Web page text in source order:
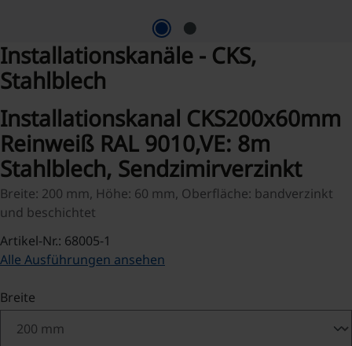
Installationskanäle - CKS,
Stahlblech
Installationskanal CKS200x60mm
Reinweiß RAL 9010,VE: 8m
Stahlblech, Sendzimirverzinkt
Breite: 200 mm, Höhe: 60 mm, Oberfläche: bandverzinkt
und beschichtet
Artikel-Nr.: 68005-1
Alle Ausführungen ansehen
Breite